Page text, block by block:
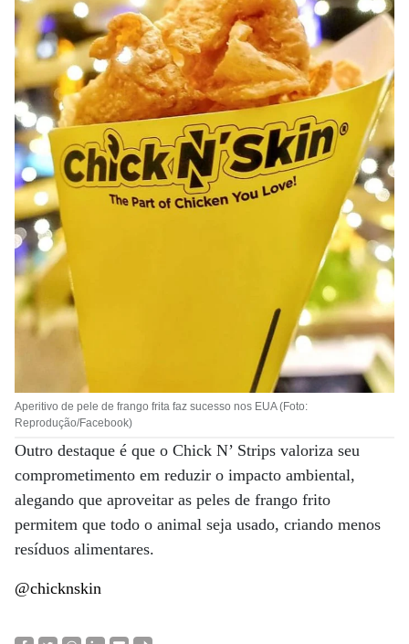
Aperitivo de pele de frango frita faz sucesso nos EUA (Foto:
Reprodução/Facebook)
Outro destaque é que o Chick N’ Strips valoriza seu
comprometimento em reduzir o impacto ambiental,
alegando que aproveitar as peles de frango frito
permitem que todo o animal seja usado, criando menos
resíduos alimentares.
@chicknskin